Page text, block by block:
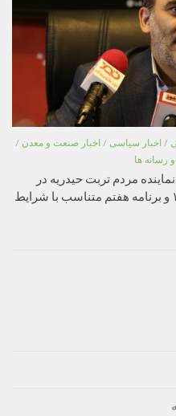
/ اخبار سیاسی / اخبار صنعت و معدن /
رسانه ها
مردم تربت حیدریه در
مجلس شورای اسلامی : بودجه ۱۴۰۵ و برنامه هفتم متناسب با شرایط